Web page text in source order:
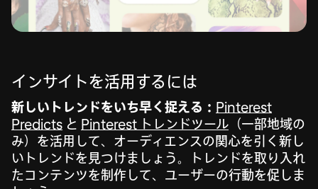
インサイトを活用するには
新しいトレンドをいち早く捉える： Pinterest
Predicts と Pinterest トレンドツール （一部地域の
み）を活用して、オーディエンスの関心を引く新し
いトレンドを見つけましょう。トレンドを取り入れ
たコンテンツを制作して、ユーザーの行動を促しま